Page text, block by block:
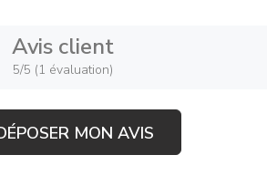
Avis client
5/5 (1 évaluation)
MON AVIS